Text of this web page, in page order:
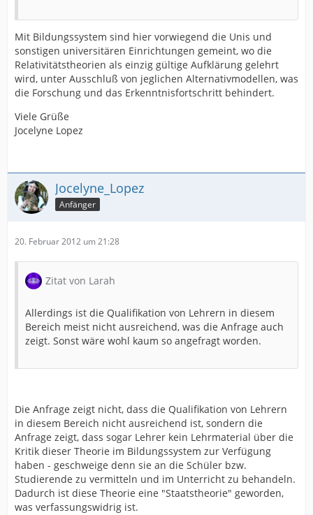
Mit Bildungssystem sind hier vorwiegend die Unis und
sonstigen universitären Einrichtungen gemeint, wo die
Relativitätstheorien als einzig gültige Aufklärung gelehrt
wird, unter Ausschluß von jeglichen Alternativmodellen, was
die Forschung und das Erkenntnisfortschritt behindert.
Viele Grüße
Jocelyne Lopez
Jocelyne_Lopez
Anfänger
20. Februar 2012 um 21:28
Zitat von Larah
Allerdings ist die Qualifikation von Lehrern in diesem
Bereich meist nicht ausreichend, was die Anfrage auch
zeigt. Sonst wäre wohl kaum so angefragt worden.
Die Anfrage zeigt nicht, dass die Qualifikation von Lehrern
in diesem Bereich nicht ausreichend ist, sondern die
Anfrage zeigt, dass sogar Lehrer kein Lehrmaterial über die
Kritik dieser Theorie im Bildungssystem zur Verfügung
haben - geschweige denn sie an die Schüler bzw.
Studierende zu vermitteln und im Unterricht zu behandeln.
Dadurch ist diese Theorie eine "Staatstheorie" geworden,
was verfassungswidrig ist.